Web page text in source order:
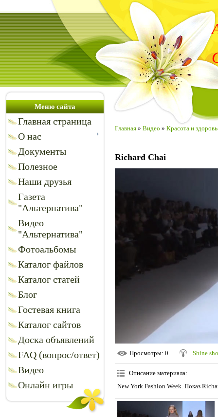
Меню сайта
Главная страница
О нас
Документы
Полезное
Наши друзья
Газета
"Альтернатива"
Видео
"Альтернатива"
Фотоальбомы
Каталог файлов
Каталог статей
Блог
Гостевая книга
Каталог сайтов
Доска объявлений
FAQ (вопрос/ответ)
Видео
Онлайн игры
Главная » Видео » Красота и
Richard Chai
Просмотры: 0 Shine
Описание материала:
New York Fashion Week. Показ